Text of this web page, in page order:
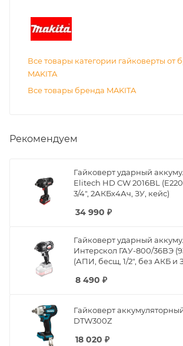
Все товары категории гайковерты от
MAKITA
Все товары бренда MAKITA
Рекомендуем
Гайковерт ударный
Elitech HD CW 2016BL
3/4", 2АКБх4Ач, ЗУ, кейс)
34 990 ₽
Гайковерт ударный
Интерскол ГАУ-800/36ВЭ
(АПИ, бесщ, 1/2", без АКБ и
8 490 ₽
Гайковерт
DTW300Z
18 020 ₽